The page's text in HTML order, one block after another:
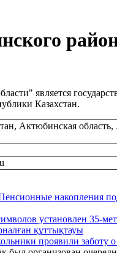
является
Казахстан.
Актюбинская
накопления
установлен 35-
құттықтауы
проявили заботу